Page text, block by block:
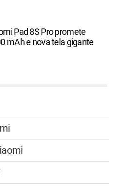
Pad 8S Pro promete
mAh e nova tela gigante